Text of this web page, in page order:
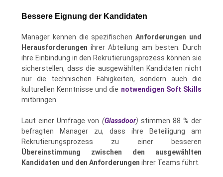
Bessere Eignung der Kandidaten
Manager kennen die spezifischenAnforderungen und
Herausforderungen ihrer Abteilung am besten. Durch
ihre Einbindung in den Rekrutierungsprozess können sie
sicherstellen, dass die ausgewählten Kandidaten nicht
nur die technischen Fähigkeiten, sondern auch die
kulturellen Kenntnisse und die notwendigen Soft Skills
mitbringen.
Laut einer Umfrage von (Glassdoor) stimmen 88 % der
befragten Manager zu, dass ihre Beteiligung am
Rekrutierungsprozess zu einer besseren
Übereinstimmung zwischen den ausgewählten
Kandidaten und den Anforderungen ihrer Teams führt.